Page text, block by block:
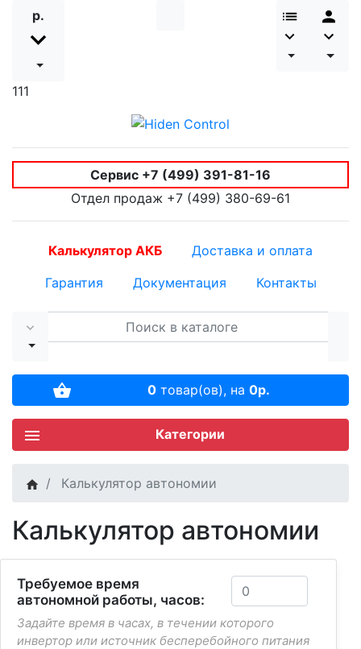
р.
111
Калькулятор АКБ
Доставка и оплата
Гарантия
Документация Контакты
0товар(ов), на 0р.
Категории
Калькулятор автономии
Калькулятор автономии
Требуемое время
автономной работы, часов:
Задайте время в часах, в течении которого
инвертор или источник бесперебойного питания